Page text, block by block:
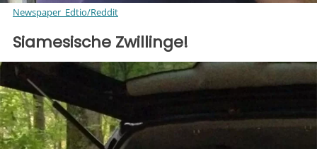
Newspaper_Edtio/Reddit
Siamesische Zwillinge!